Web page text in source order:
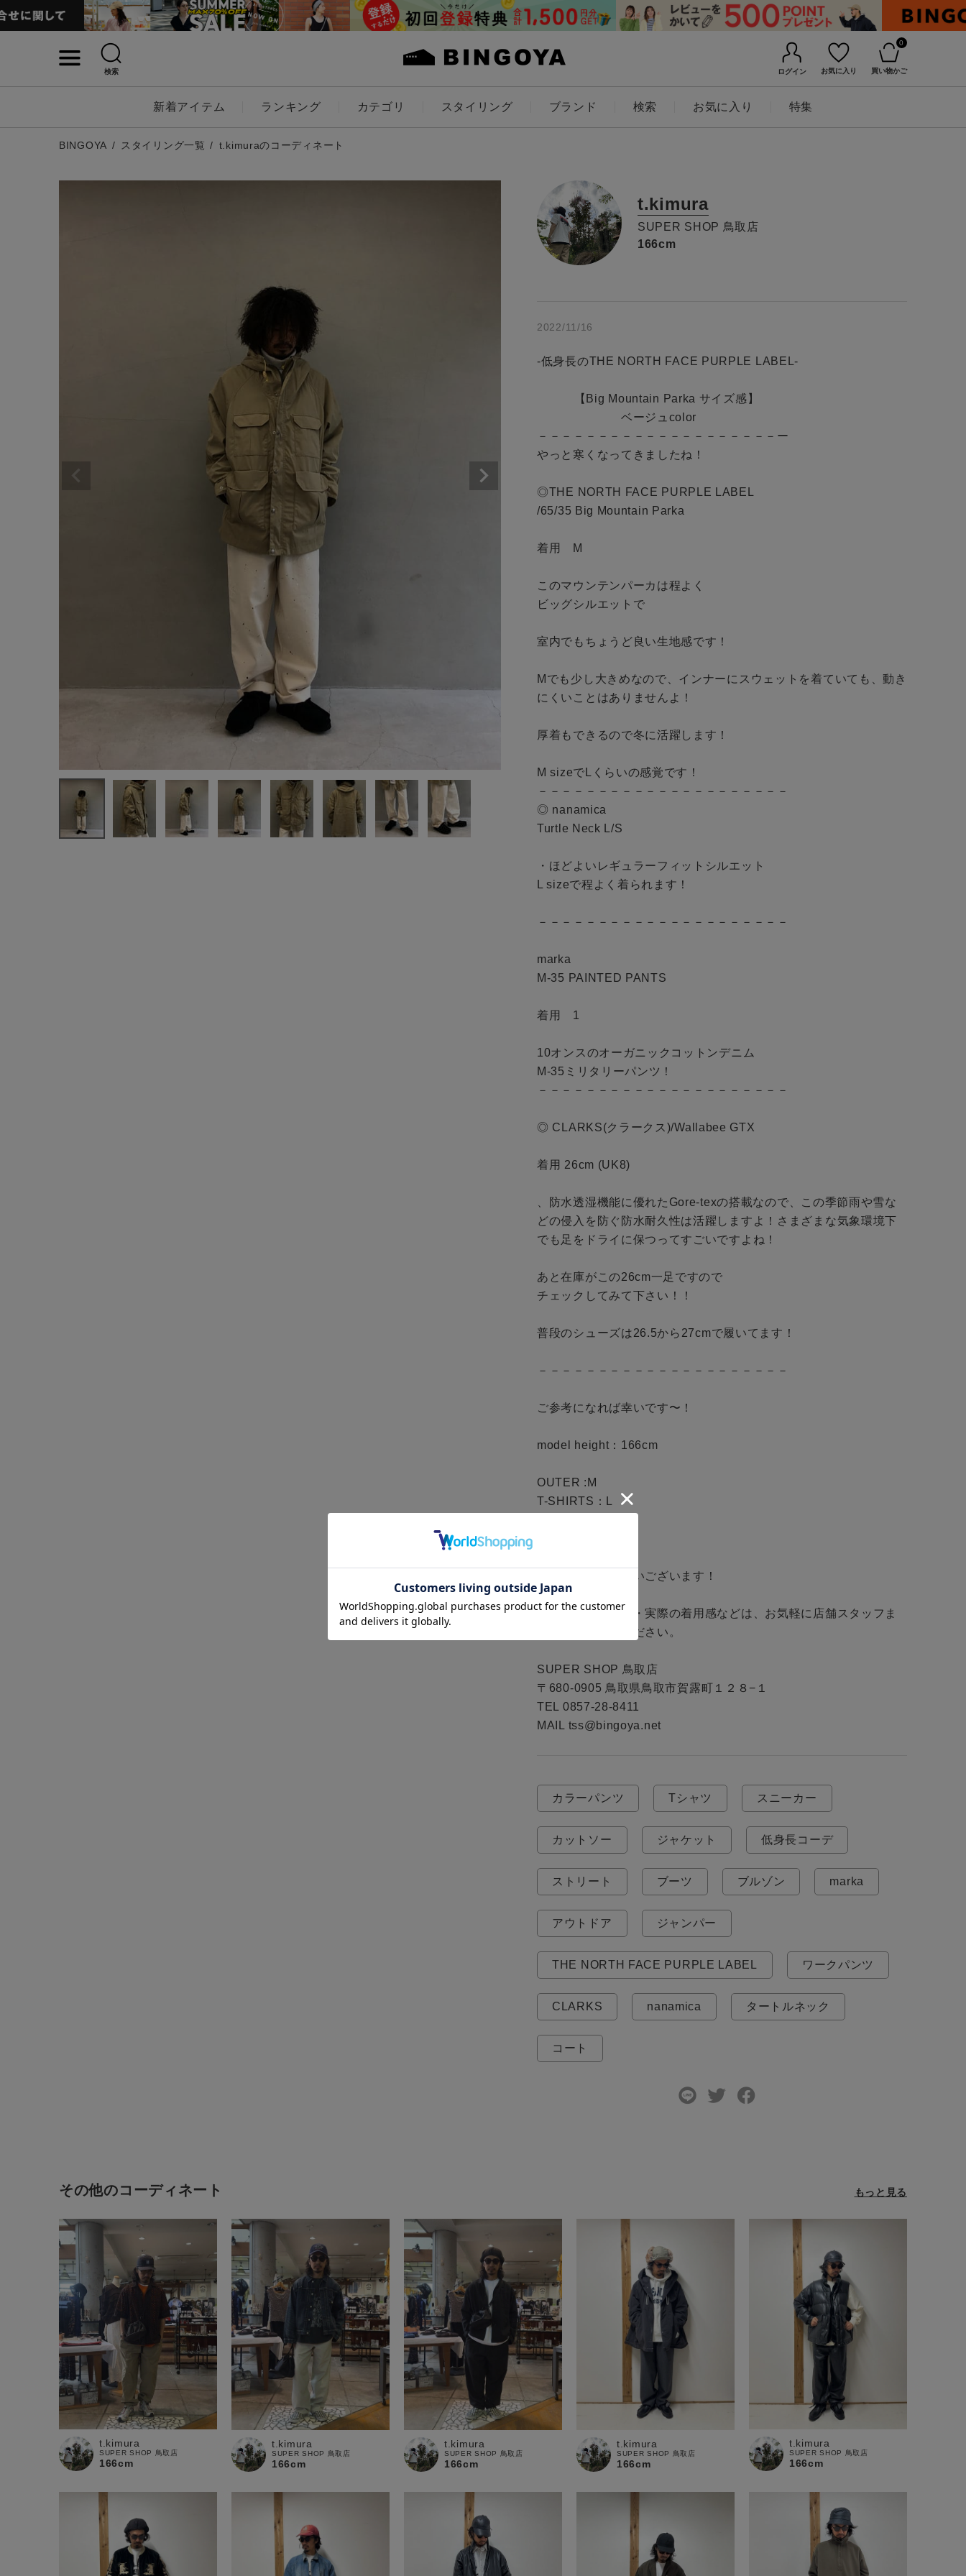
検索 ログイン お気に入り
0
買い物かご
新着アイテム ランキング カテゴリ スタイリング ブランド 検索 お気に入り 特集
お気に入りアイテム
スタイリングから探す
BINGOYAについて
会社概要
お知らせ・ご利用ガイド
BINGOYA
キーワード
ブランド
WEB限定
在庫あり 在庫なし含む
この条件で絞り込む
BINGOYA スタイリング一覧 t.kimuraのコーディネート
t.kimura
SUPER SHOP 鳥取店
166cm
2022/11/16
-低身長のTHE NORTH FACE PURPLE LABEL-
ベージュcolor
－－－－－－－－－－－－－－－－－－－－ー
やっと寒くなってきましたね！
◎THE NORTH FACE PURPLE LABEL
/65/35 Big Mountain Parka
着用　M
このマウンテンパーカは程よく
ビッグシルエットで
室内でもちょうど良い生地感です！
Mでも少し大きめなので、インナーにスウェットを着ていても、動き
にくいことはありませんよ！
厚着もできるので冬に活躍します！
M sizeでLくらいの感覚です！
－－－－－－－－－－－－－－－－－－－－－
◎ nanamica
Turtle Neck L/S
・ほどよいレギュラーフィットシルエット
L sizeで程よく着られます！
－－－－－－－－－－－－－－－－－－－－－
marka
M-35 PAINTED PANTS
着用　1
10オンスのオーガニックコットンデニム
M-35ミリタリーパンツ！
－－－－－－－－－－－－－－－－－－－－－
◎ CLARKS(クラークス)/Wallabee GTX
着用 26cm (UK8)
、防水透湿機能に優れたGore-texの搭載なので、この季節雨や雪な
どの侵入を防ぐ防水耐久性は活躍しますよ！さまざまな気象環境下
でも足をドライに保つってすごいですよね！
あと在庫がこの26cm一足ですので
チェックしてみて下さい！！
普段のシューズは26.5から27cmで履いてます！
－－－－－－－－－－－－－－－－－－－－－
ご参考になれば幸いです〜！
model height：166cm
OUTER :M
T-SHIRTS：L
※店頭でも取り扱いございます！
リンクの無い商品・実際の着用感などは、お気軽に店舗スタッフま
でお問い合わせください。
SUPER SHOP 鳥取店
〒680-0905 鳥取県鳥取市賀露町１２８−１
TEL 0857-28-8411
MAIL tss@bingoya.net
カラーパンツ Tシャツ スニーカー
カットソー ジャケット 低身長コーデ
ストリート ブーツ ブルゾン marka
アウトドア ジャンパー
THE NORTH FACE PURPLE LABEL ワークパンツ
CLARKS nanamica タートルネック
コート
その他のコーディネート
t.kimura
SUPER SHOP 鳥取店
166cm
t.kimura
SUPER SHOP 鳥取店
166cm
t.kimura
SUPER SHOP 鳥取店
166cm
t.kimura
SUPER SHOP 鳥取店
166cm
t.kimura
SUPER SHOP 鳥取店
166cm
もっと見る